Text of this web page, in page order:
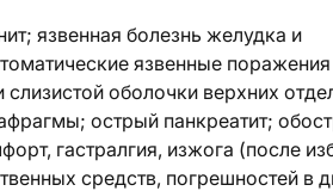
язвенная болезнь желудка и
язвенные
слизистой оболочки верхних
острый панкреатит;
гастралгия, изжога (после
средств, погрешностей в